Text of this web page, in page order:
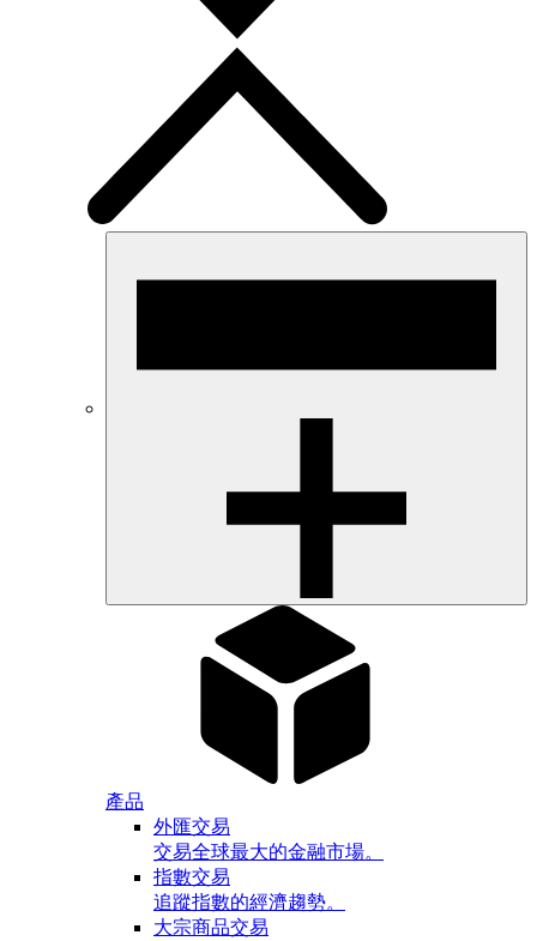
產品
外匯交易
交易全球最大的金融市場。
指數交易
追蹤指數的經濟趨勢。
大宗商品交易